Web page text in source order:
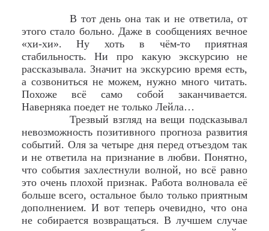
В тот день она так и не ответила, от
этого стало больно. Даже в сообщениях вечное
«хи-хи». Ну хоть в чём-то приятная
стабильность. Ни про какую экскурсию не
рассказывала. Значит на экскурсию время есть,
а созвониться не можем, нужно много читать.
Похоже всё само собой заканчивается.
Наверняка поедет не только Лейла…
Трезвый взгляд на вещи подсказывал
невозможность позитивного прогноза развития
событий. Оля за четыре дня перед отъездом так
и не ответила на признание в любви. Понятно,
что события захлестнули волной, но всё равно
это очень плохой признак. Работа волновала её
больше всего, остальное было только приятным
дополнением. И вот теперь очевидно, что она
не собирается возвращаться. В лучшем случае